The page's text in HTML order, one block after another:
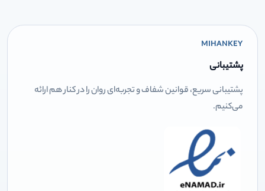
MIHANKEY
پشتیبانی
پشتیبانی سریع، قوانین شفاف و تجربه‌ای روان را در کنار هم ارائه
می‌کنیم.